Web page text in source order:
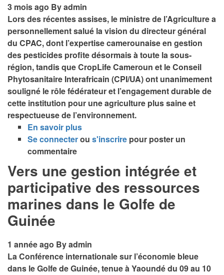
3 mois ago Byadmin
Lors des récentes assises, le ministre de l’Agriculture a
personnellement salué la vision du directeur général
du CPAC, dont l’expertise camerounaise en gestion
des pesticides profite désormais à toute la sous-
région, tandis que CropLife Cameroun et le Conseil
Phytosanitaire Interafricain (CPI/UA) ont unanimement
souligné le rôle fédérateur et l’engagement durable de
cette institution pour une agriculture plus saine et
respectueuse de l’environnement.
En savoir plus
Le
Général
du
CPAC
à
la
Générale
de
CropLife
Se connecterou s'inscrire pour poster un
commentaire
Vers une gestion intégrée et
participative des ressources
marines dans le Golfe de
Guinée
1 année ago Byadmin
La Conférence internationale sur l’économie bleue
dans le Golfe de Guinée, tenue à Yaoundé du 09 au 10